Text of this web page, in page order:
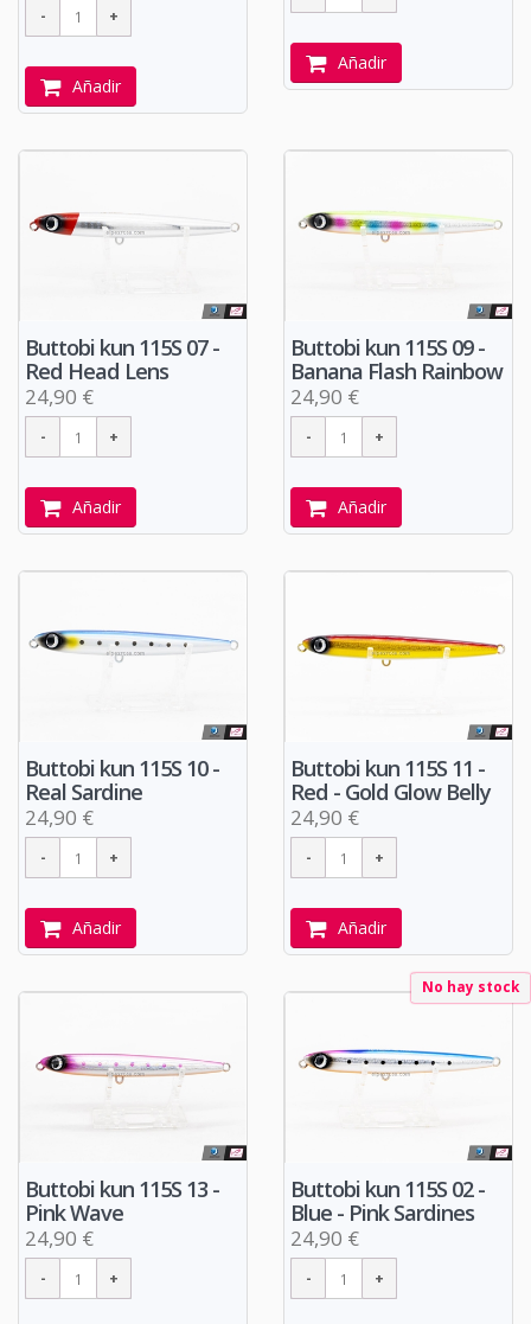
Añadir
Añadir
Buttobi kun 115S 07 -
Red Head Lens
24,90 €
Añadir
Buttobi kun 115S 09 -
Banana Flash Rainbow
24,90 €
Añadir
Buttobi kun 115S 10 -
Real Sardine
24,90 €
Añadir
Buttobi kun 115S 11 -
Red - Gold Glow Belly
24,90 €
Añadir
Buttobi kun 115S 13 -
Pink Wave
24,90 €
No hay stock
Buttobi kun 115S 02 -
Blue - Pink Sardines
24,90 €